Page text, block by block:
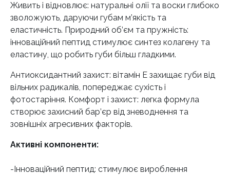
Живить і відновлює: натуральні олії та воски глибоко
зволожують, даруючи губам м’якість та
еластичність. Природний об’єм та пружність:
інноваційний пептид стимулює синтез колагену та
еластину, що робить губи більш гладкими.
Антиоксидантний захист: вітамін Е захищає губи від
вільних радикалів, попереджає сухість і
фотостаріння. Комфорт і захист: легка формула
створює захисний бар’єр від зневоднення та
зовнішніх агресивних факторів.
Активні компоненти:
-Інноваційний пептид: стимулює вироблення